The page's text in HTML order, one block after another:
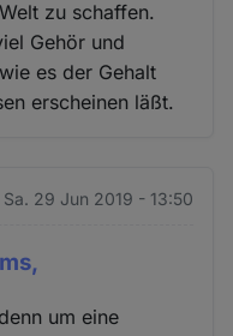
zu schaffen.
Gehör und
es der Gehalt
erscheinen läßt.
Sa. 29 Jun 2019 - 13:50
um eine